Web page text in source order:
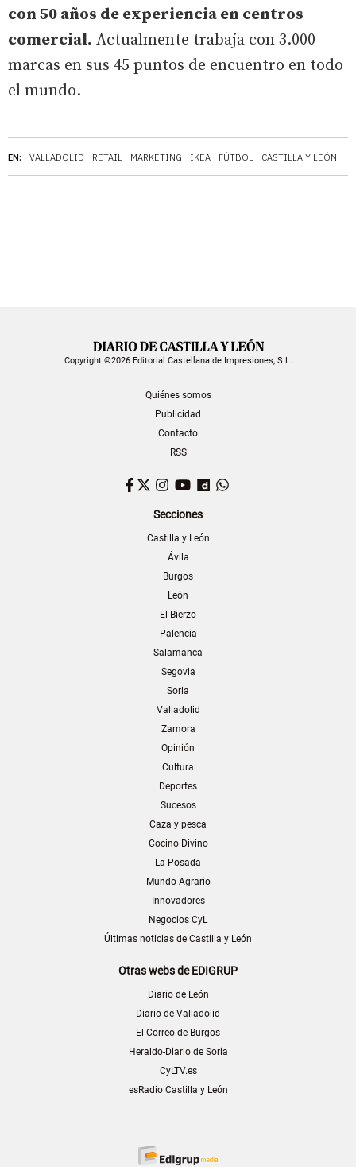
EN: VALLADOLID RETAIL MARKETING IKEA FÚTBOL CASTILLA Y LEÓN
con 50 años de experiencia en centros
comercial. Actualmente trabaja con 3.000
marcas en sus 45 puntos de encuentro en todo
el mundo.
Copyright ©2026 Editorial Castellana de Impresiones, S.L.
Quiénes somos
Publicidad
Contacto
RSS
Facebook
TwitterInstagram
YouTubeDailymotion
Secciones
Castilla y León
Ávila
Burgos
León
El Bierzo
Palencia
Salamanca
Segovia
Soria
Valladolid
Zamora
Opinión
Cultura
Deportes
Sucesos
Caza y pesca
Cocino Divino
La Posada
Mundo Agrario
Innovadores
Negocios CyL
Últimas noticias de Castilla y León
Otras webs de EDIGRUP
Diario de León
Diario de Valladolid
El Correo de Burgos
Heraldo-Diario de Soria
CyLTV.es
esRadio Castilla y León